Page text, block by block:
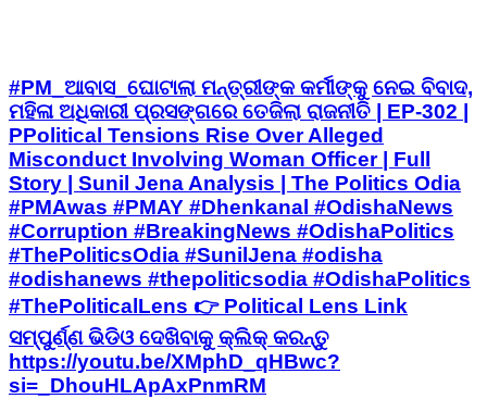
#PM_ଆବାସ_ଘୋଟାଲା ମନ୍ତ୍ରୀଙ୍କ କର୍ମୀଙ୍କୁ ନେଇ ବିବାଦ,
ମହିଳା ଅଧିକାରୀ ପ୍ରସଙ୍ଗରେ ତେଜିଲା ରାଜନୀତି | EP-302 |
PPolitical Tensions Rise Over Alleged
Misconduct Involving Woman Officer | Full
Story | Sunil Jena Analysis | The Politics Odia
#PMAwas #PMAY #Dhenkanal #OdishaNews
#Corruption #BreakingNews #OdishaPolitics
#ThePoliticsOdia #SunilJena #odisha
#odishanews #thepoliticsodia #OdishaPolitics
#ThePoliticalLens 👉 Political Lens Link
ସମ୍ପୁର୍ଣ୍ଣ ଭିଡିଓ ଦେଖିବାକୁ କ୍ଲିକ୍ କରନ୍ତୁ
https://youtu.be/XMphD_qHBwc?
si=_DhouHLApAxPnmRM